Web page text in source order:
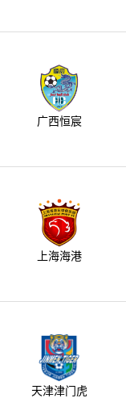
广西恒宸
上海海港
天津津门虎